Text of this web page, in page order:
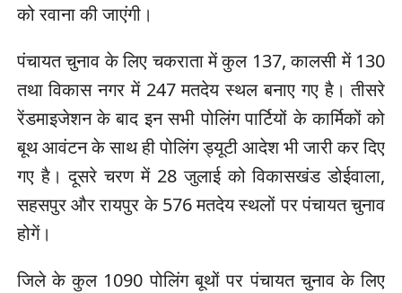
को रवाना की जाएंगी।
पंचायत चुनाव के लिए चकराता में कुल 137, कालसी में 130
तथा विकास नगर में 247 मतदेय स्थल बनाए गए है। तीसरे
रेंडमाइजेशन के बाद इन सभी पोलिंग पार्टियों के कार्मिकों को
बूथ आवंटन के साथ ही पोलिंग ड्यूटी आदेश भी जारी कर दिए
गए है। दूसरे चरण में 28 जुलाई को विकासखंड डोईवाला,
सहसपुर और रायपुर के 576 मतदेय स्थलों पर पंचायत चुनाव
होगें।
जिले के कुल 1090 पोलिंग बूथों पर पंचायत चुनाव के लिए